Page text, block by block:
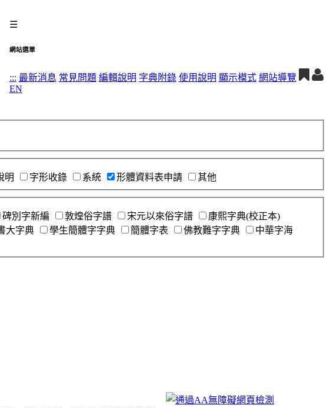
☰
網站選單
::: 最新消息 常見問題 編輯說明 字典附錄 使用說明 顯示模式 網站導覽
EN
明 字形收錄 系統 形體資料表申請 其他
碑別字新編 敦煌俗字譜 宋元以來俗字譜
康熙字典(校正本)
大字典 學生簡體字字典 簡體字表 佛教難字字典
中華字海